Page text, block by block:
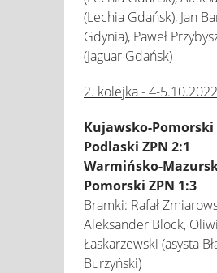
(Lechia Gdańsk), Jan
Gdynia), Paweł
(Jaguar Gdańsk)
2. kolejka - 4-5.10.2022
Kujawsko-Pomorski
Podlaski ZPN 2:1
Warmińsko-
Pomorski ZPN 1:3
Bramki: Rafał
Aleksander Block,
Łaskarzewski (asysta
Burzyński)